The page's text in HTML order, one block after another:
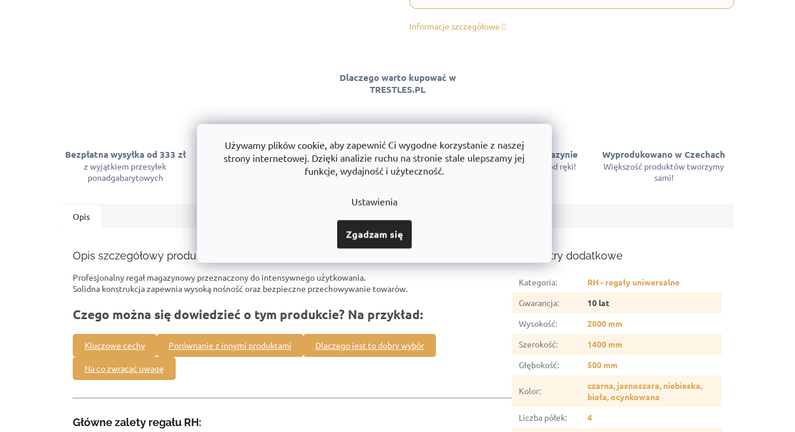
Używamy plików cookie, aby zapewnić Ci wygodne korzystanie z naszej
strony internetowej. Dzięki analizie ruchu na stronie stale ulepszamy jej
funkcje, wydajność i użyteczność.
Ustawienia
Zgadzam się
Informacje szczegółowe
Dlaczego warto kupować w
TRESTLES.PL
Bezpłatna wysyłka od 333 zł
z wyjątkiem przesyłek
ponadgabarytowych
Gwarancja jakości
Możemy zagwarantować jakość
Montaż
Montujemy regały w całej Polsce.
Wszystko w magazynie
Towary dostępne od ręki!
Wyprodukowano w Czechach
Większość produktów tworzymy
sami!
Opis
Opis szczegółowy produktu
Profesjonalny regał magazynowy przeznaczony do intensywnego użytkowania.
Solidna konstrukcja zapewnia wysoką nośność oraz bezpieczne przechowywanie towarów.
Czego można się dowiedzieć o tym produkcie? Na przykład:
Kluczowe cechy Porównanie z innymi produktami Dlaczego jest to dobry wybór
Na co zwracać uwagę
Główne zalety regału RH:
Parametry dodatkowe
Kategoria:
RH - regały uniwersalne
Gwarancja:
10 lat
Wysokość:
2000 mm
Szerokość:
1400 mm
Głębokość: 500 mm
Kolor:
czarna, jasnoszara, niebieska,
biała, ocynkowana
Liczba półek: 4